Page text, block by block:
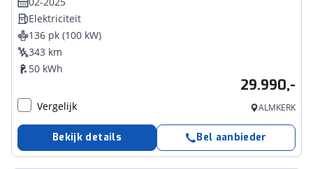
Elektriciteit
136 pk (100 kW)
343 km
50 kWh
29.990,-
Vergelijk ALMKERK
Bekijk details Bel aanbieder